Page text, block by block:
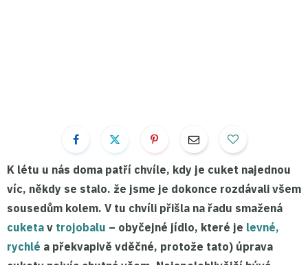
K létu u nás doma patří chvíle, kdy je cuket najednou
víc, někdy se stalo. že jsme je dokonce rozdávali všem
sousedům kolem. V tu chvíli přišla na řadu smažená
cuketa v trojobalu – obyčejné jídlo, které je levné,
rychlé a překvapivě vděčné, protože tato) úprava